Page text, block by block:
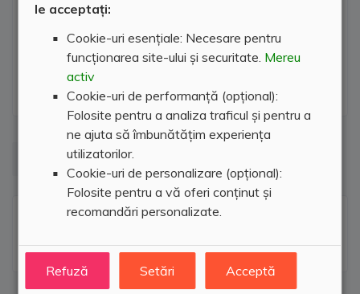
le acceptați:
Cookie-uri esențiale: Necesare pentru
funcționarea site-ului și securitate. Mereu
activ
Cookie-uri de performanță (opțional):
Folosite pentru a analiza traficul și pentru a
ne ajuta să îmbunătățim experiența
utilizatorilor.
Cookie-uri de personalizare (opțional):
Folosite pentru a vă oferi conținut și
recomandări personalizate.
Refuză Setări Acceptă
Prima Imobiliare
0748.11.11.91
0744.39.50.43